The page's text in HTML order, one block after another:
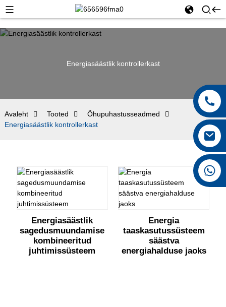
+8615026767628
Energiasäästlik kontrollerkast
Avaleht Tooted
Õhupuhastusseadmed
Energiasäästlik kontrollerkast
Energiasäästlik
sagedusmuundamise
kombineeritud
juhtimissüsteem
Energia
taaskasutussüsteem
säästva
energiahalduse jaoks